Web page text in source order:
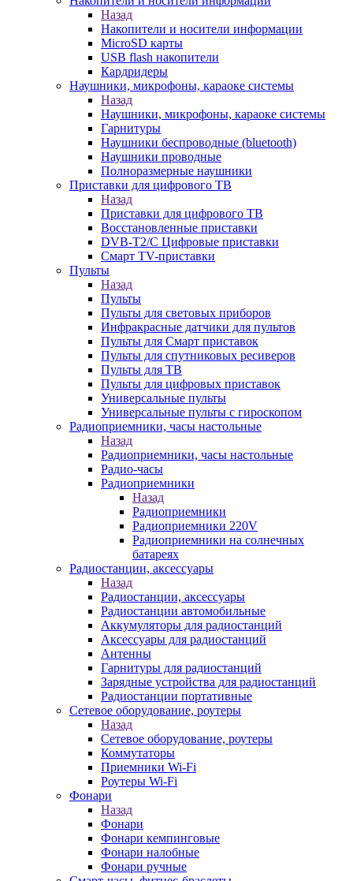
Назад
Накопители и носители информации
MicroSD карты
USB flash накопители
Кардридеры
Наушники, микрофоны, караоке системы
Назад
Наушники, микрофоны, караоке системы
Гарнитуры
Наушники беспроводные (bluetooth)
Наушники проводные
Полноразмерные наушники
Приставки для цифрового ТВ
Назад
Приставки для цифрового ТВ
Восстановленные приставки
DVB-T2/C Цифровые приставки
Смарт ТV-приставки
Пульты
Назад
Пульты
Пульты для световых приборов
Инфракрасные датчики для пультов
Пульты для Смарт приставок
Пульты для спутниковых ресиверов
Пульты для ТВ
Пульты для цифровых приставок
Универсальные пульты
Универсальные пульты с гироскопом
Радиоприемники, часы настольные
Назад
Радиоприемники, часы настольные
Радио-часы
Радиоприемники
Назад
Радиоприемники
Радиоприемники 220V
Радиоприемники на солнечных
батареях
Радиостанции, аксессуары
Назад
Радиостанции, аксессуары
Радиостанции автомобильные
Аккумуляторы для радиостанций
Аксессуары для радиостанций
Антенны
Гарнитуры для радиостанций
Зарядные устройства для радиостанций
Радиостанции портативные
Сетевое оборудование, роутеры
Назад
Сетевое оборудование, роутеры
Коммутаторы
Приемники Wi-Fi
Роутеры Wi-Fi
Фонари
Назад
Фонари
Фонари кемпинговые
Фонари налобные
Фонари ручные